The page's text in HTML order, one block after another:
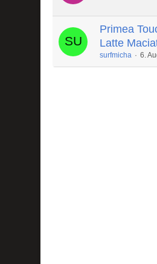
Primea
Latte
surfmicha 6.